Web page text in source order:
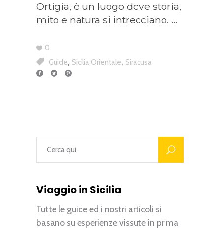
Ortigia, è un luogo dove storia,
mito e natura si intrecciano.
0
Guide, Sicilia Orientale, Siracusa
Viaggio in Sicilia
Tutte le guide ed i nostri articoli si
basano su esperienze vissute in prima